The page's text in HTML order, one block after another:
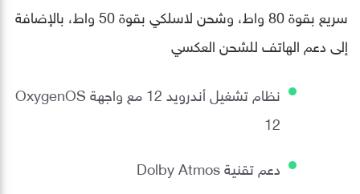
سريع بقوة 80 واط، وشحن لاسلكي بقوة 50 واط، بالإضافة
إلى دعم الهاتف للشحن العكسي
نظام تشغيل أندرويد 12 مع واجهة OxygenOS
12
دعم تقنية Dolby Atmos